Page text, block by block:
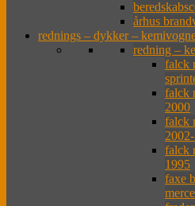
århus
rednings – dykker –
redning –
falck
falck
2000
falck
falck
1995
faxe